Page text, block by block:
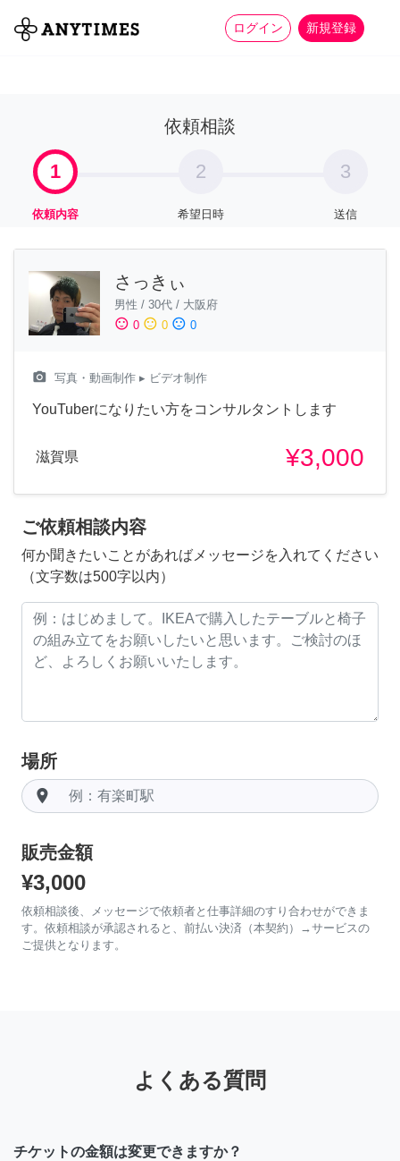
ログイン 新規登録
全て 家事 more_horiz
依頼相談
1
依頼内容
2
希望日時
3
送信
さっきぃ
男性 / 30代 / 大阪府
sentiment_satisfied 0 sentiment_neutral 0 sentiment_dissatisfied 0
camera_alt 写真・動画制作 ▸ ビデオ制作
YouTuberになりたい方をコンサルタントします
滋賀県 ¥3,000
ご依頼相談内容
何か聞きたいことがあればメッセージを入れてください
（文字数は500字以内）
場所
room
販売金額
¥3,000
依頼相談後、メッセージで依頼者と仕事詳細のすり合わせができま
す。依頼相談が承認されると、前払い決済（本契約）→サービスの
ご提供となります。
よくある質問
チケットの金額は変更できますか？